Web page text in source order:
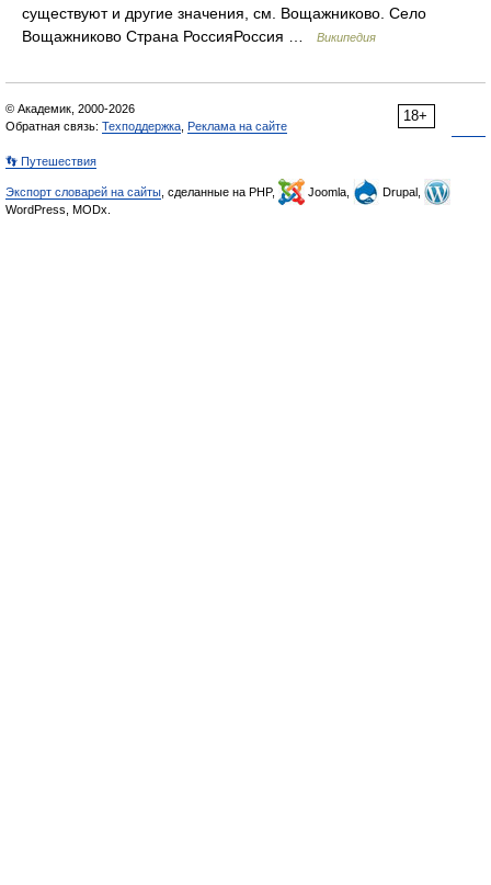
существуют и другие значения, см. Вощажниково. Село
Вощажниково Страна РоссияРоссия …
Википедия
18+
© Академик, 2000-2026
Обратная связь: Техподдержка Реклама на сайте
👣 Путешествия
Экспорт словарей на сайты , сделанные на PHP, Joomla,
Drupal,
WordPress, MODx.